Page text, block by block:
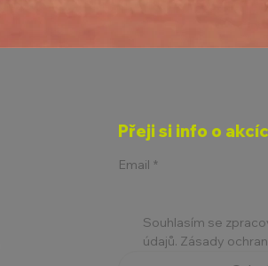
Přeji si info o
Email *
Souhlasím se
údajů. Zásady